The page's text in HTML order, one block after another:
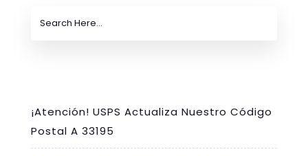
¡Atención! USPS Actualiza Nuestro Código
Postal A 33195